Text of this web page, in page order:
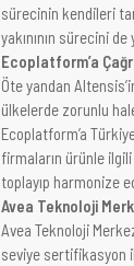
sürecinin kendileri
yakınının sürecini
Ecoplatform’a
Öte yandan
ülkelerde zorunlu
Ecoplatform’a
firmaların ürünle
toplayıp harmonize
Avea Teknoloji
Avea Teknoloji
seviye sertifikasyon